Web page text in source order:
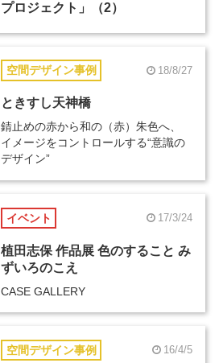
プロジェクト」（2）
空間デザイン事例 18/8/27
ときすし天神橋
錆止めの赤から和の（赤）朱色へ、
イメージをコントロールする“意識の
デザイン”
イベント 17/3/24
植田志保 作品展 色のすること み
ずいろのこえ
CASE GALLERY
空間デザイン事例 16/4/5